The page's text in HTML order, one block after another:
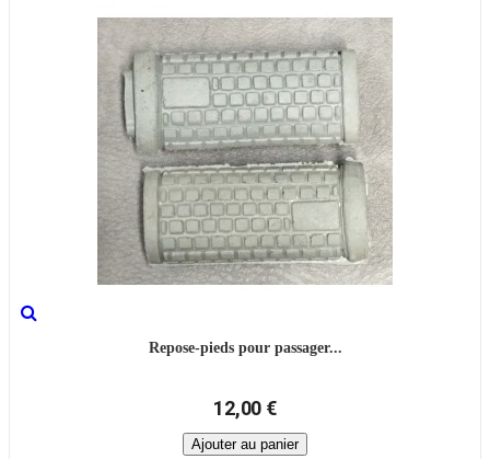
Repose-pieds pour passager...
12,00 €
Ajouter au panier